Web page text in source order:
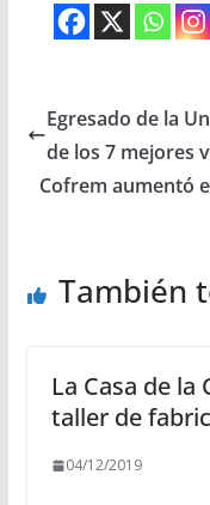
Egresado de la
de los 7 mejores
Cofrem aumentó
También
La Casa de
taller de
04/12/2019